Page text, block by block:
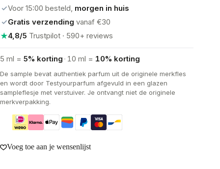
✓Voor 15:00 besteld, morgen in huis
✓Gratis verzending vanaf €30
★4,8/5 Trustpilot · 590+ reviews
5 ml = 5% korting · 10 ml = 10% korting
De sample bevat authentiek parfum uit de originele merkfles
en wordt door Testyourparfum afgevuld in een glazen
sampleflesje met verstuiver. Je ontvangt niet de originele
merkverpakking.
Voeg toe aan je wensenlijst